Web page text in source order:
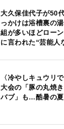
大久保佳代子が50
っかけは浴槽裏の
組が多いほどロー
に言われた“芸能人
〈冷やしキュウリ
大会の「豚の丸焼
バブ」も…酷暑の